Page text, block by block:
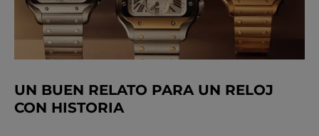
UN BUEN RELATO PARA UN RELOJ
CON HISTORIA